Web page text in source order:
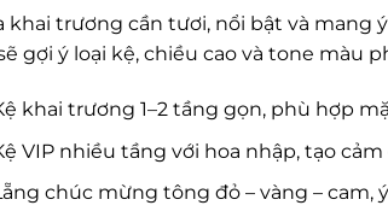
khai trương cần tươi, nổi bật và mang
gợi ý loại kệ, chiều cao và tone màu
khai trương 1–2 tầng gọn, phù hợp
VIP nhiều tầng với hoa nhập, tạo
chúc mừng tông đỏ – vàng – cam,